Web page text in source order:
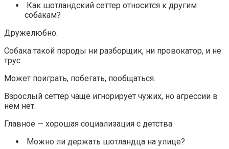
Как шотландский сеттер относится к другим
собакам?
Дружелюбно.
Собака такой породы ни разборщик, ни провокатор, и не
трус.
Может поиграть, побегать, пообщаться.
Взрослый сеттер чаще игнорирует чужих, но агрессии в
нём нет.
Главное — хорошая социализация с детства.
Можно ли держать шотландца на улице?